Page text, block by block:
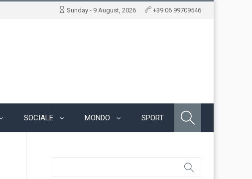
Sunday - 9 August, 2026 +39 06 99709546
SOCIALE MONDO SPORT